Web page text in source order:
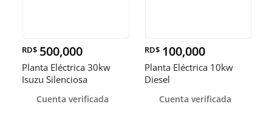
RD$ 500,000
Planta Eléctrica 30kw
Isuzu Silenciosa
Cuenta verificada
RD$ 100,000
Planta Eléctrica 10kw
Diesel
Cuenta verificada